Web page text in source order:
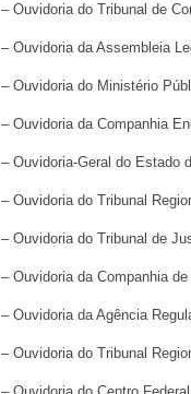
– Ouvidoria do Tribunal de
– Ouvidoria da Assembleia
– Ouvidoria do Ministério
– Ouvidoria da Companhia
– Ouvidoria-Geral do Estado
– Ouvidoria do Tribunal
– Ouvidoria do Tribunal de
– Ouvidoria da Companhia
– Ouvidoria da Agência
– Ouvidoria do Tribunal